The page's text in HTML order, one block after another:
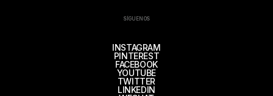
SÍGUENOS
INSTAGRAM
PINTEREST
FACEBOOK
YOUTUBE
TWITTER
LINKEDIN